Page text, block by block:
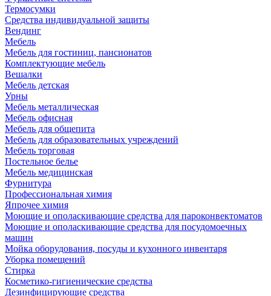
Термосумки
Средства индивидуальной защиты
Вендинг
Мебель
Мебель для гостиниц, пансионатов
Комплектующие мебель
Вешалки
Мебель детская
Урны
Мебель металлическая
Мебель офисная
Мебель для общепита
Мебель для образовательных учреждений
Мебель торговая
Постельное белье
Мебель медицинская
Фурнитура
Профессиональная химия
Япрочее химия
Моющие и ополаскивающие средства для пароконвектоматов
Моющие и ополаскивающие средства для посудомоечных
машин
Мойка оборудования, посуды и кухонного инвентаря
Уборка помещений
Стирка
Косметико-гигиенические средства
Дезинфицирующие средства